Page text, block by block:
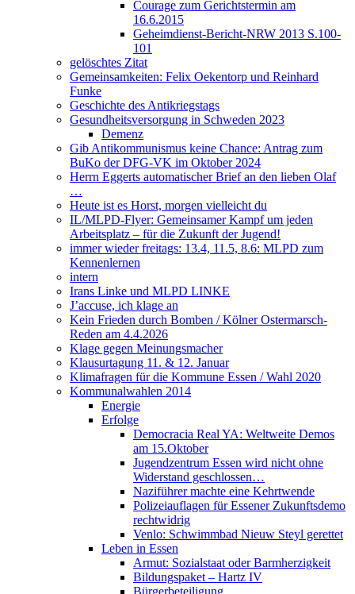
Courage zum Gerichtstermin am
16.6.2015
Geheimdienst-Bericht-NRW 2013 S.100-
101
gelöschtes Zitat
Gemeinsamkeiten: Felix Oekentorp und Reinhard
Funke
Geschichte des Antikriegstags
Gesundheitsversorgung in Schweden 2023
Demenz
Gib Antikommunismus keine Chance: Antrag zum
BuKo der DFG-VK im Oktober 2024
Herrn Eggerts automatischer Brief an den lieben Olaf
…
Heute ist es Horst, morgen vielleicht du
IL/MLPD-Flyer: Gemeinsamer Kampf um jeden
Arbeitsplatz – für die Zukunft der Jugend!
immer wieder freitags: 13.4, 11.5, 8.6: MLPD zum
Kennenlernen
intern
Irans Linke und MLPD LINKE
J’accuse, ich klage an
Kein Frieden durch Bomben / Kölner Ostermarsch-
Reden am 4.4.2026
Klage gegen Meinungsmacher
Klausurtagung 11. & 12. Januar
Klimafragen für die Kommune Essen / Wahl 2020
Kommunalwahlen 2014
Energie
Erfolge
Democracia Real YA: Weltweite Demos
am 15.Oktober
Jugendzentrum Essen wird nicht ohne
Widerstand geschlossen…
Naziführer machte eine Kehrtwende
Polizeiauflagen für Essener Zukunftsdemo
rechtwidrig
Venlo: Schwimmbad Nieuw Steyl gerettet
Leben in Essen
Armut: Sozialstaat oder Barmherzigkeit
Bildungspaket – Hartz IV
Bürgerbeteiligung